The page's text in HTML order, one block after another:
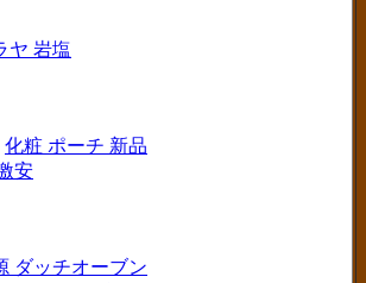
ヤ 岩塩
化粧 ポーチ 新品
安
ダッチオーブン